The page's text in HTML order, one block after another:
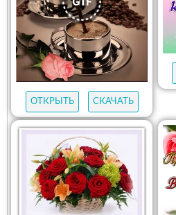
ОТКРЫТЬ СКАЧАТЬ